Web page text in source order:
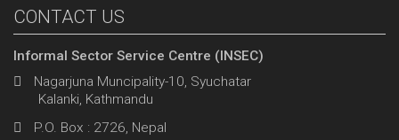
CONTACT US
Informal Sector Service Centre (INSEC)
Nagarjuna Muncipality-10, Syuchatar
Kalanki, Kathmandu
P.O. Box : 2726, Nepal